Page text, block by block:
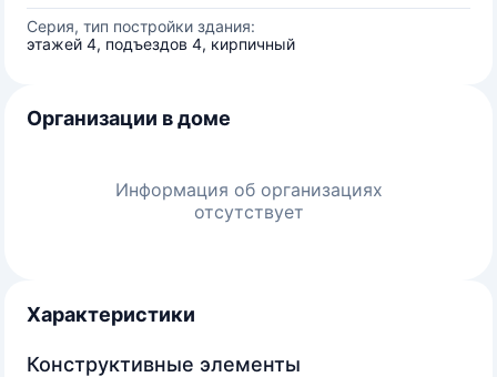
Серия, тип постройки здания:
этажей 4, подъездов 4, кирпичный
Организации в доме
Информация об организациях
отсутствует
Характеристики
Конструктивные элементы